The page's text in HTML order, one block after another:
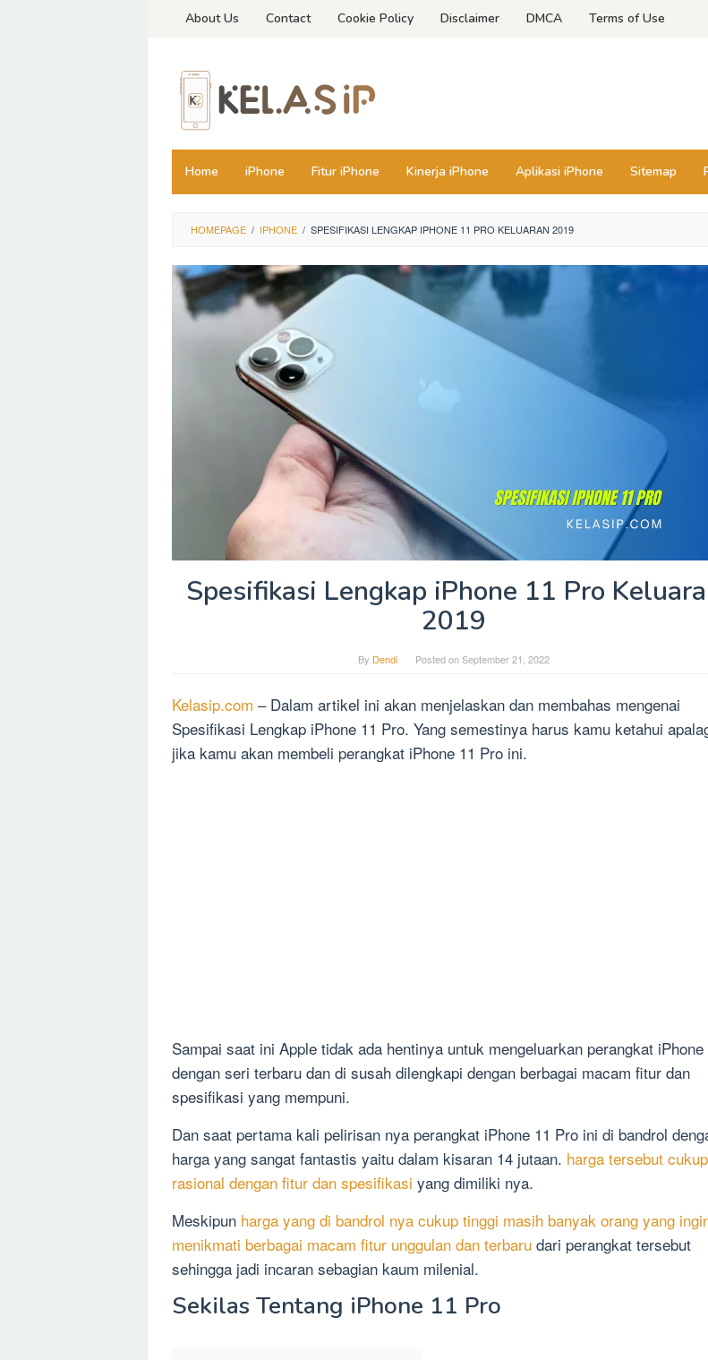
About Us Contact Cookie Policy Disclaimer DMCA Terms of Use
Home iPhone Fitur iPhone Kinerja iPhone Aplikasi iPhone Sitemap
HOMEPAGE / IPHONE / SPESIFIKASI LENGKAP IPHONE 11 PRO KELUARAN 2019
Spesifikasi Lengkap iPhone 11 Pro
2019
By Dendi Posted onSeptember 21, 2022
Kelasip.com – Dalam artikel ini akan menjelaskan dan membahas mengenai
Spesifikasi Lengkap iPhone 11 Pro. Yang semestinya harus kamu ketahui
jika kamu akan membeli perangkat iPhone 11 Pro ini.
Sampai saat ini Apple tidak ada hentinya untuk mengeluarkan perangkat iPhone
dengan seri terbaru dan di susah dilengkapi dengan berbagai macam fitur dan
spesifikasi yang mempuni.
Dan saat pertama kali pelirisan nya perangkat iPhone 11 Pro ini di bandrol
harga yang sangat fantastis yaitu dalam kisaran 14 jutaan. harga tersebut cukup
rasional dengan fitur dan spesifikasi yang dimiliki nya.
Meskipun harga yang di bandrol nya cukup tinggi masih banyak orang yang
menikmati berbagai macam fitur unggulan dan terbaru dari perangkat tersebut
sehingga jadi incaran sebagian kaum milenial.
Sekilas Tentang iPhone 11 Pro